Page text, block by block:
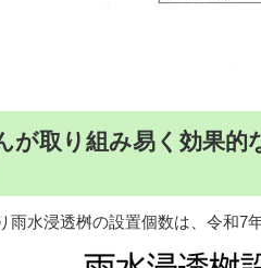
が取り組み易く効果的
雨水浸透桝の設置個数は、令和7